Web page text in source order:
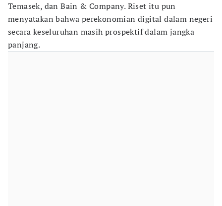
Temasek, dan Bain & Company. Riset itu pun
menyatakan bahwa perekonomian digital dalam negeri
secara keseluruhan masih prospektif dalam jangka
panjang.